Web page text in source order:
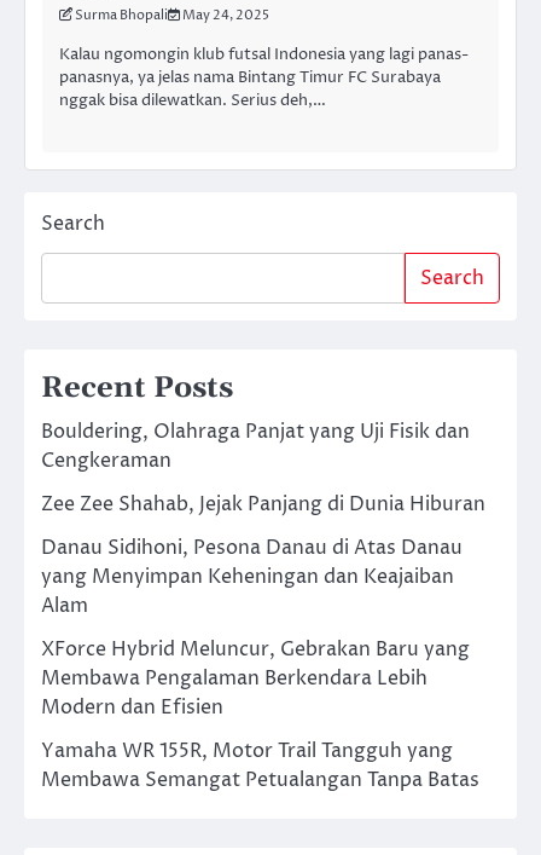
Surma Bhopali May 24, 2025
Kalau ngomongin klub futsal Indonesia yang lagi panas-
panasnya, ya jelas nama Bintang Timur FC Surabaya
nggak bisa dilewatkan. Serius deh,…
Search
Search
Recent Posts
Bouldering, Olahraga Panjat yang Uji Fisik dan
Cengkeraman
Zee Zee Shahab, Jejak Panjang di Dunia Hiburan
Danau Sidihoni, Pesona Danau di Atas Danau
yang Menyimpan Keheningan dan Keajaiban
Alam
XForce Hybrid Meluncur, Gebrakan Baru yang
Membawa Pengalaman Berkendara Lebih
Modern dan Efisien
Yamaha WR 155R, Motor Trail Tangguh yang
Membawa Semangat Petualangan Tanpa Batas